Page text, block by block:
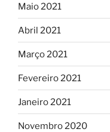
Maio 2021
Abril 2021
Março 2021
Fevereiro 2021
Janeiro 2021
Novembro 2020